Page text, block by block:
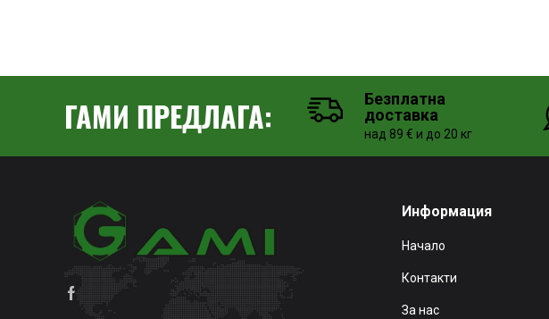
ГАМИ ПРЕДЛАГА:
Безплатна
доставка
над 89 € и до 20 кг
Информация
Начало
Контакти
За нас